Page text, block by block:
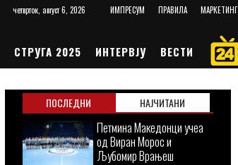
четврток, август 6, 2026 ИМПРЕСУМ ПРАВИЛА МАРКЕТИНГ
СТРУГА 2025 ИНТЕРВЈУ ВЕСТИ
ПОСЛЕДНИ НАЈЧИТАНИ
Петмина Македонци учеа
од Виран Морос и
Љубомир Врањеш